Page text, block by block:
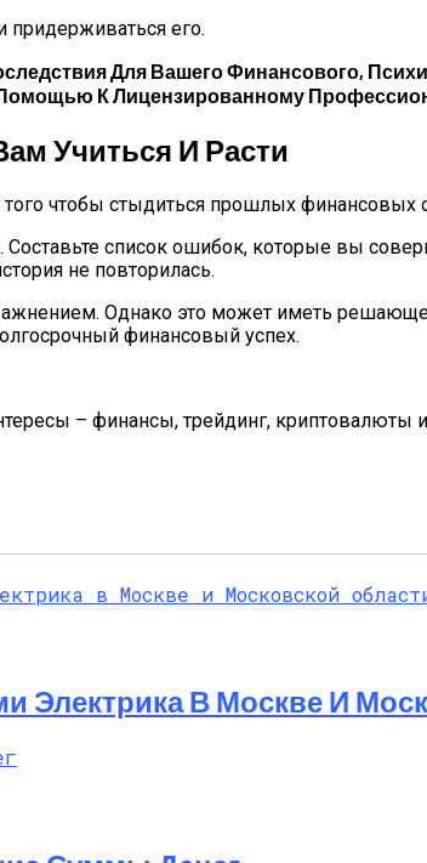
придерживаться его.
Для Вашего Финансового,
Помощью К Лицензированному
Учиться И Расти
чтобы стыдиться прошлых финансовых
список ошибок, которые вы
не повторилась.
Однако это может иметь
финансовый успех.
– финансы, трейдинг, криптовалюты
Электрика В Москве И